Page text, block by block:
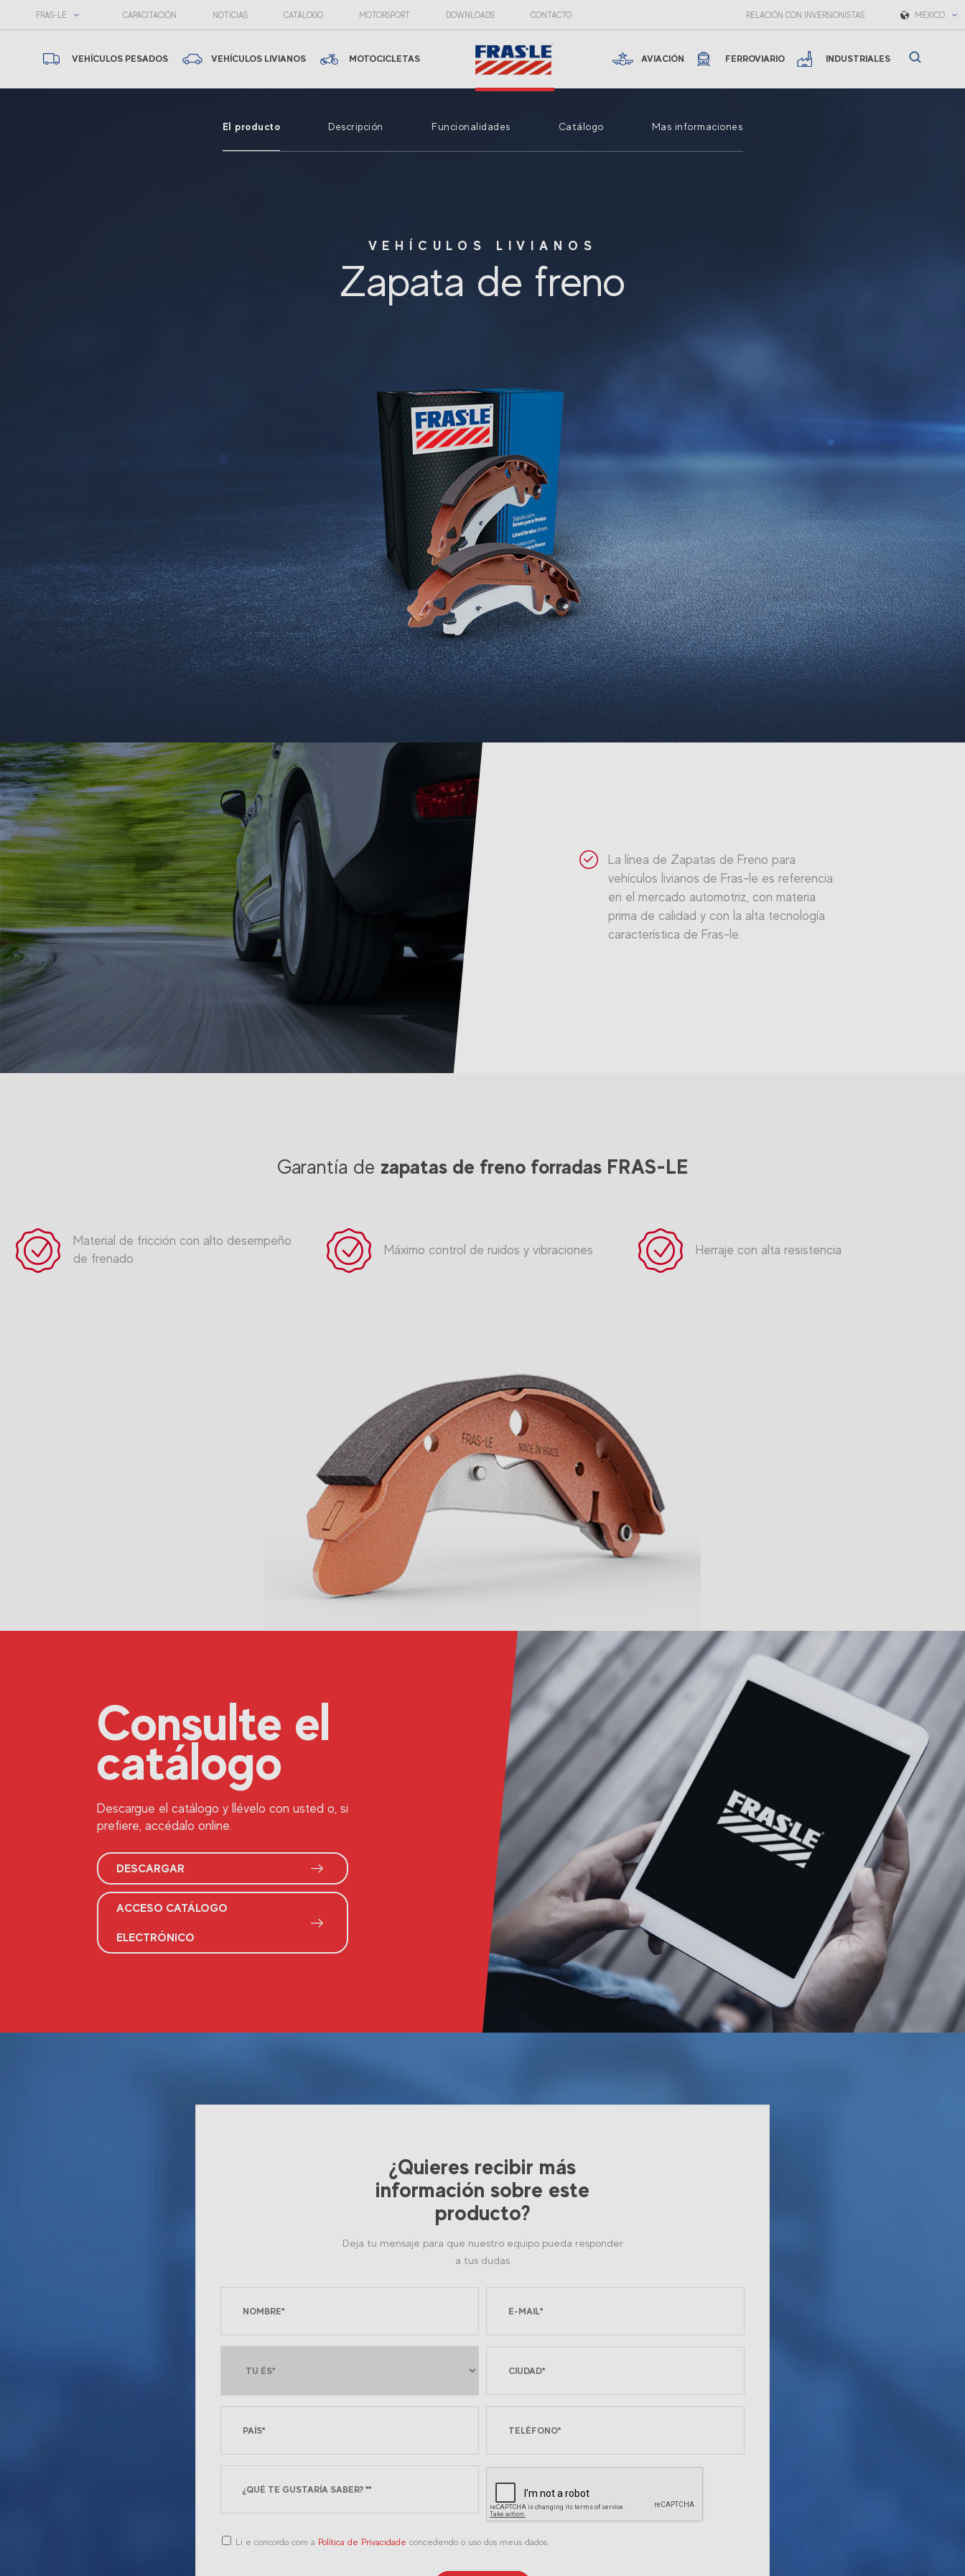
FRAS-LE CAPACITACIÓN NOTICIAS CATÁLOGO MOTORSPORT DOWNLOADS CONTACTO RELACIÓN CON INVERSIONISTAS MEXICO
VEHÍCULOS PESADOS VEHÍCULOS LIVIANOS MOTOCICLETAS AVIACIÓN FERROVIARIO INDUSTRIALES
El producto Descripción Funcionalidades Catálogo Mas informaciones
VEHÍCULOS LIVIANOS
Zapata de freno
La línea de Zapatas de Freno para
vehículos livianos de Fras-le es referencia
en el mercado automotriz, con materia
prima de calidad y con la alta tecnología
característica de Fras-le.
Garantía de zapatas de freno forradas FRAS-LE
Material de fricción con alto desempeño
de frenado
Máximo control de ruidos y vibraciones Herraje con alta resistencia
Consulte el
catálogo
Descargue el catálogo y llévelo con usted o, si
prefiere, accédalo online.
DESCARGAR
ACCESO CATÁLOGO
ELECTRÓNICO
¿Quieres recibir más
información sobre este
producto?
Deja tu mensaje para que nuestro equipo pueda responder
a tus dudas
Li e concordo com a Política de Privacidade concedendo o uso dos meus dados.